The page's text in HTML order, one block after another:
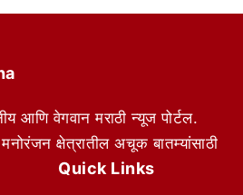
आणि वेगवान मराठी न्यूज पोर्टल.
क्षेत्रातील अचूक बातम्यांसाठी
Quick Links